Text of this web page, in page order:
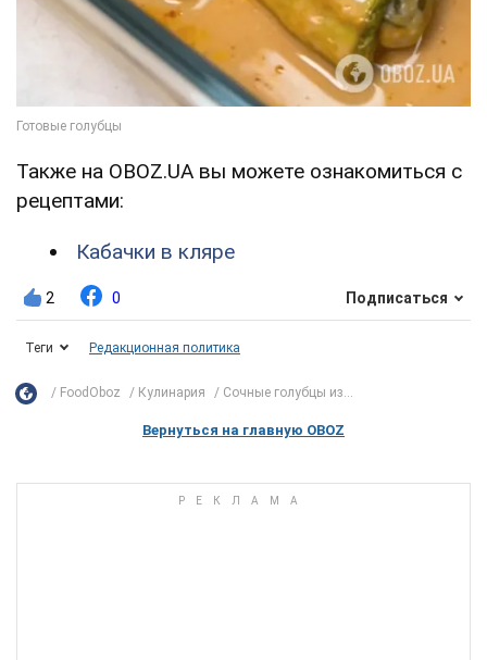
Также на OBOZ.UA вы можете ознакомиться с
рецептами:
Кабачки в кляре
2 0 Подписаться
Теги Редакционная политика
FoodOboz Кулинария Сочные голубцы из...
Вернуться на главную OBOZ